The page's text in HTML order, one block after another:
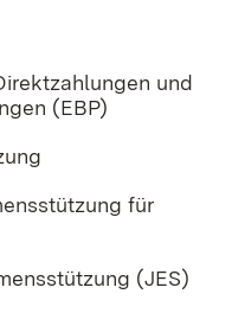
und
(EBP)
für
(JES)